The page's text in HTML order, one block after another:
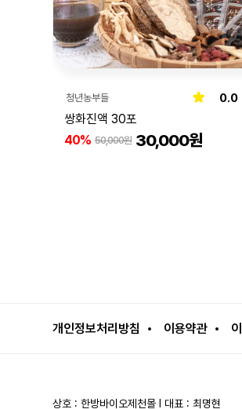
청년농부들 0.0
쌍화진액 30포
40% 50,000원 30,000원
개인정보처리방침 이용약관
상호 : 한방바이오제천몰 l 대표 : 최명현